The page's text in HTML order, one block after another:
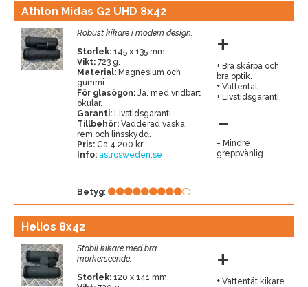
Athlon Midas G2 UHD 8x42
Robust kikare i modern design.
Storlek: 145 x 135 mm.
Vikt: 723 g.
Material: Magnesium och
gummi.
För glasögon: Ja, med vridbart
okular.
Garanti: Livstidsgaranti.
Tillbehör: Vadderad väska,
rem och linsskydd.
Pris: Ca 4 200 kr.
Info: astrosweden.se
Betyg:
+
Bra skärpa och
bra optik.
Vattentät.
Livstidsgaranti.
-
Mindre
greppvänlig.
Helios 8x42
Stabil kikare med bra
mörkerseende.
Storlek: 120 x 141 mm.
+
Vattentät kikare